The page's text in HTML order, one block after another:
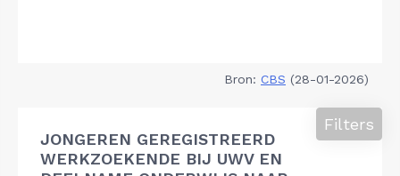
Bron: CBS (28-01-2026)
JONGEREN GEREGISTREERD
WERKZOEKENDE BIJ UWV EN
Filters